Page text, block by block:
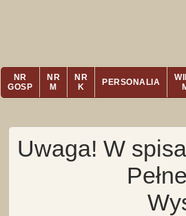
NR
GOSP
NR
M
NR
K
PERSONALIA
Uwaga! W